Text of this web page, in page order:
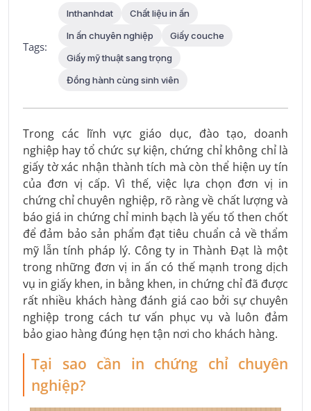
Tags:
Inthanhdat
Chất liệu in ấn
In ấn chuyên nghiệp
Giấy couche
Giấy mỹ thuật sang trọng
Đồng hành cùng sinh viên
Trong các lĩnh vực giáo dục, đào tạo, doanh
nghiệp hay tổ chức sự kiện, chứng chỉ không chỉ là
giấy tờ xác nhận thành tích mà còn thể hiện uy tín
của đơn vị cấp. Vì thế, việc lựa chọn đơn vị in
chứng chỉ chuyên nghiệp, rõ ràng về chất lượng và
báo giá in chứng chỉ minh bạch là yếu tố then chốt
để đảm bảo sản phẩm đạt tiêu chuẩn cả về thẩm
mỹ lẫn tính pháp lý. Công ty in Thành Đạt là một
trong những đơn vị in ấn có thế mạnh trong dịch
vụ in giấy khen, in bằng khen, in chứng chỉ đã được
rất nhiều khách hàng đánh giá cao bởi sự chuyên
nghiệp trong cách tư vấn phục vụ và luôn đảm
bảo giao hàng đúng hẹn tận nơi cho khách hàng.
Tại sao cần in chứng chỉ chuyên
nghiệp?